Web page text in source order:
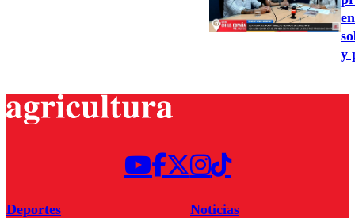
y
Deportes
Noticias